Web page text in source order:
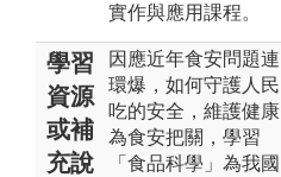
實作與應用課程。
學習
資源
或補
充說
因應近年食安問題連
環爆，如何守護人民
吃的安全，維護健康
為食安把關，學習
「食品科學」為我國